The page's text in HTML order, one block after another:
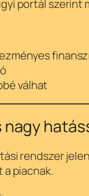
portál
válhat
nagy
rendszer
piacnak.